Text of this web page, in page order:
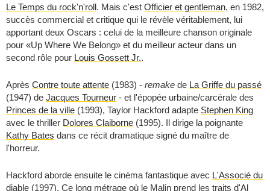
Le Temps du rock'n'roll. Mais c'est Officier et gentleman, en 1982,
succès commercial et critique qui le révèle véritablement, lui
apportant deux Oscars : celui de la meilleure chanson originale
pour «Up Where We Belong» et du meilleur acteur dans un
second rôle pour Louis Gossett Jr..
Après Contre toute attente (1983) - remake de La Griffe du passé
(1947) de Jacques Tourneur - et l'épopée urbaine/carcérale des
Princes de la ville (1993), Taylor Hackford adapte Stephen King
avec le thriller Dolores Claiborne (1995). Il dirige la poignante
Kathy Bates dans ce récit dramatique signé du maître de
l'horreur.
Hackford aborde ensuite le cinéma fantastique avec L'Associé du
diable (1997). Ce long métrage où le Malin prend les traits d'Al